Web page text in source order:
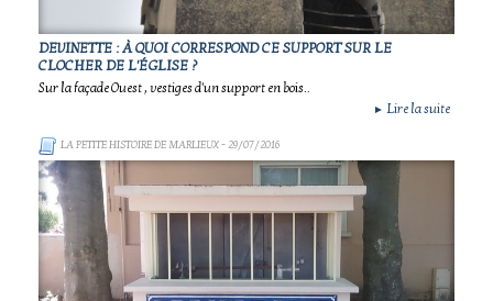
DEVINETTE : À QUOI CORRESPOND CE SUPPORT SUR LE
CLOCHER DE L'ÉGLISE ?
Sur la façade Ouest , vestiges d'un support en bois..
► Lire la suite
LA PETITE HISTOIRE DE MARLIEUX- 29/07/2016